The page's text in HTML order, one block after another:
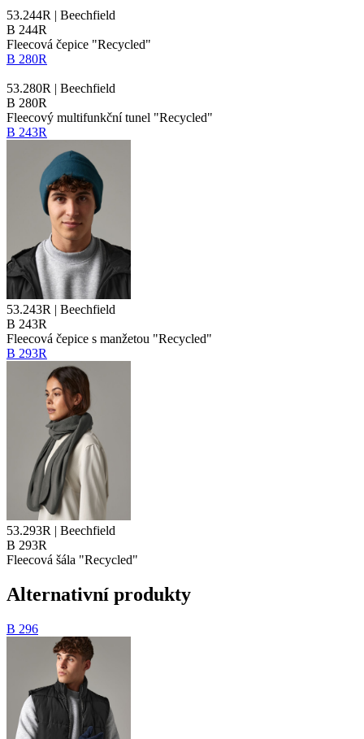
53.244R | Beechfield
B 244R
Fleecová čepice "Recycled"
B 280R
53.280R | Beechfield
B 280R
Fleecový multifunkční tunel "Recycled"
B 243R
53.243R | Beechfield
B 243R
Fleecová čepice s manžetou "Recycled"
B 293R
53.293R | Beechfield
B 293R
Fleecová šála "Recycled"
Alternativní produkty
B 296